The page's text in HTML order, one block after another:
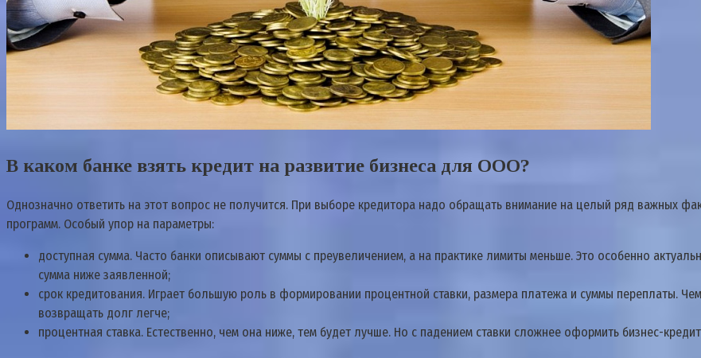
В каком банке взять кредит на развитие бизнеса для ООО?
Однозначно ответить на этот вопрос не получится. При выборе кредитора надо обращать внимание на целый ряд важных
программ. Особый упор на параметры:
доступная сумма. Часто банки описывают суммы с преувеличением, а на практике лимиты меньше. Это особенно
сумма ниже заявленной;
срок кредитования. Играет большую роль в формировании процентной ставки, размера платежа и суммы переплаты.
возвращать долг легче;
процентная ставка. Естественно, чем она ниже, тем будет лучше. Но с падением ставки сложнее оформить бизнес-